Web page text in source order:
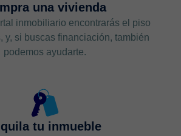
una vivienda
inmobiliario encontrarás el piso
y, si buscas financiación, también
podemos ayudarte.
tu inmueble